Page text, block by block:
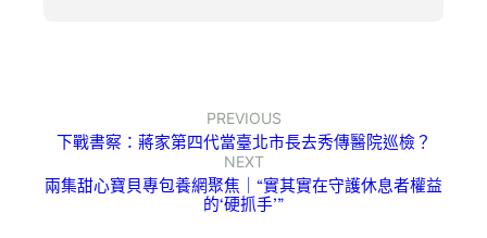
PREVIOUS
下戰書察：蔣家第四代當臺北市長去秀傳醫院巡檢？
NEXT
兩集甜心寶貝專包養網聚焦｜“實其實在守護休息者權益
的‘硬抓手’”